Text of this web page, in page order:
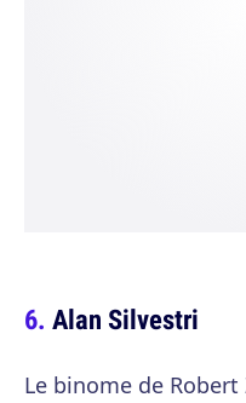
Alan Silvestri
Le binome de